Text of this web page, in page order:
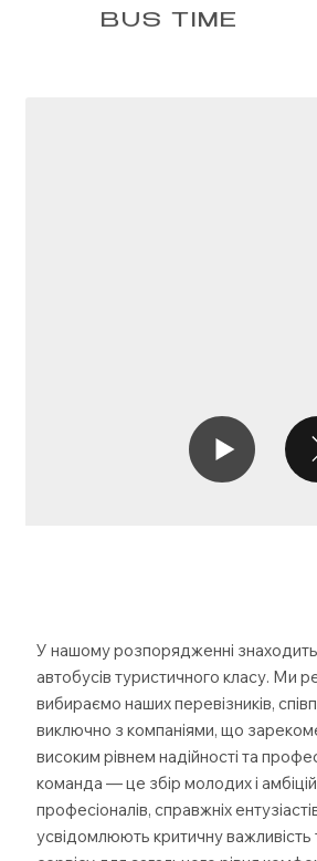
BUS TIME
У нашому розпорядженні
автобусів туристичного класу. Ми
вибираємо наших перевізників,
виключно з компаніями, що
високим рівнем надійності та
команда — це збір молодих і
професіоналів, справжніх
усвідомлюють критичну важливість